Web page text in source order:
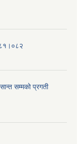
सम्मको प्रगती